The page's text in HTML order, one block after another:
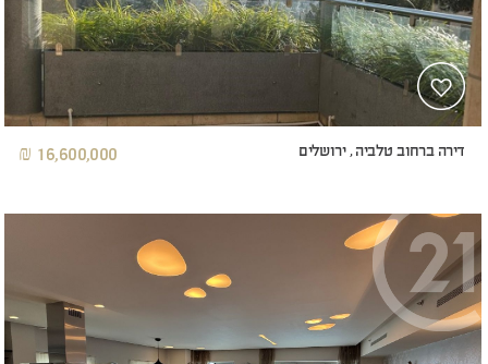
דירה ברחוב טלביה , ירושלים 16,600,000 ₪